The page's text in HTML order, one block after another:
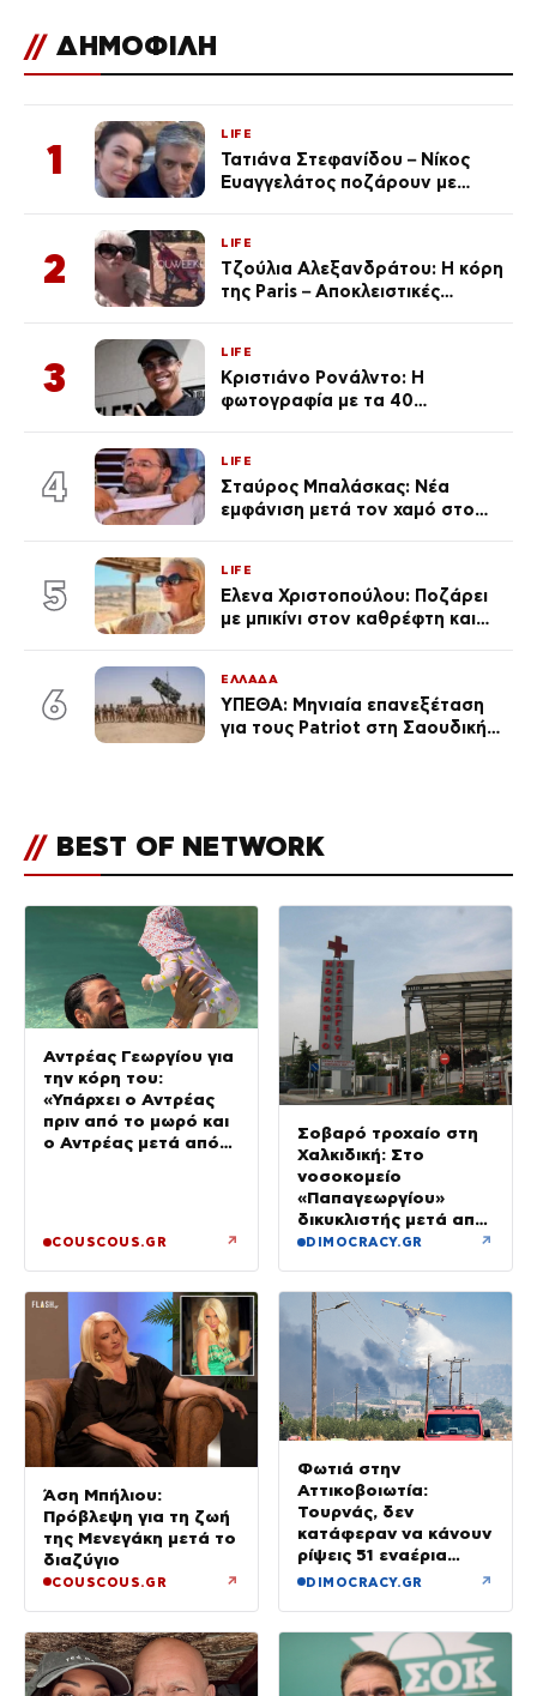
// ΔΗΜΟΦΙΛΗ
1
LIFE
Τατιάνα Στεφανίδου – Νίκος
Ευαγγελάτος ποζάρουν με
2
LIFE
Τζούλια Αλεξανδράτου: Η κόρη
της Paris – Αποκλειστικές
3
LIFE
Κριστιάνο Ρονάλντο: Η
φωτογραφία με τα 40
εκ. likes
4
LIFE
Σταύρος Μπαλάσκας: Νέα
εμφάνιση μετά τον χαμό στο
5
LIFE
Έλενα Χριστοπούλου: Ποζάρει
με μπικίνι στον καθρέφτη και
καθεμία…» (Βίντεο)
6
ΕΛΛΑΔΑ
ΥΠΕΘΑ: Μηνιαία επανεξέταση
για τους Patriot στη Σαουδική
// BEST OF NETWORK
Αντρέας Γεωργίου για
την κόρη του:
«Υπάρχει ο Αντρέας
πριν από το μωρό και
ο Αντρέας μετά από
COUSCOUS.GR ↗
Σοβαρό τροχαίο στη
Χαλκιδική: Στο
νοσοκομείο
«Παπαγεωργίου»
δικυκλιστής μετά από
σύγκρουση
DIMOCRACY.GR ↗
Άση Μπήλιου:
Πρόβλεψη για τη ζωή
της Μενεγάκη μετά το
διαζύγιο
COUSCOUS.GR ↗
Φωτιά στην
Αττικοβοιωτία:
Τουρνάς, δεν
κατάφεραν να κάνουν
ρίψεις 51 εναέρια
μέσα
DIMOCRACY.GR ↗